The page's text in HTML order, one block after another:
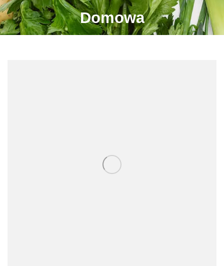
Domowa